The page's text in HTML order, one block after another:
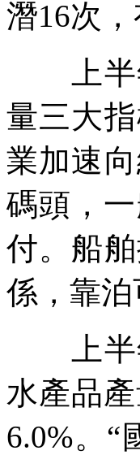
潛16次
上半年
量三大
業加速
碼頭，
付。船
係，靠
上半年
水產品
6.0%。“